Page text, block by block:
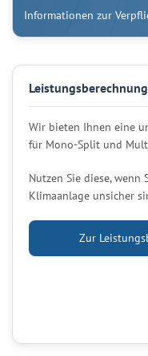
Informationen zur
Wir bieten Ihnen eine
für Mono-Split und
Nutzen Sie diese,
Klimaanlage unsicher
Zur